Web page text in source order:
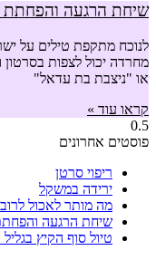
שיחת הרגעה והפחתת
לנוכח מתקפת טילים על
מחרדה יכול לצפות
או "ניצבת בת עדאל"
קראו עוד »
פוסטים אחרונים
ריפוי סרטן
ירידה במשקל
מה מותר לאכול
שיחת הרגעה
טיול סוף הקיץ בגליל